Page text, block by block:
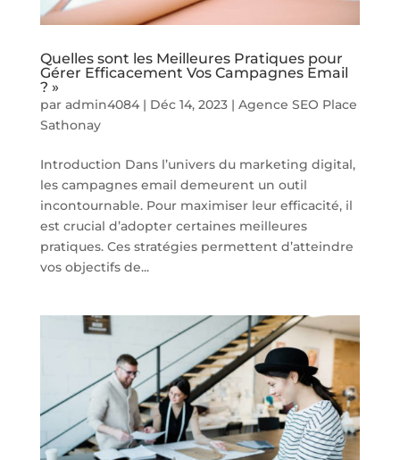
Quelles sont les Meilleures Pratiques pour
Gérer Efficacement Vos Campagnes Email
? »
par admin4084| Déc 14, 2023| Agence SEO Place
Sathonay
Introduction Dans l’univers du marketing digital,
les campagnes email demeurent un outil
incontournable. Pour maximiser leur efficacité, il
est crucial d’adopter certaines meilleures
pratiques. Ces stratégies permettent d’atteindre
vos objectifs de...